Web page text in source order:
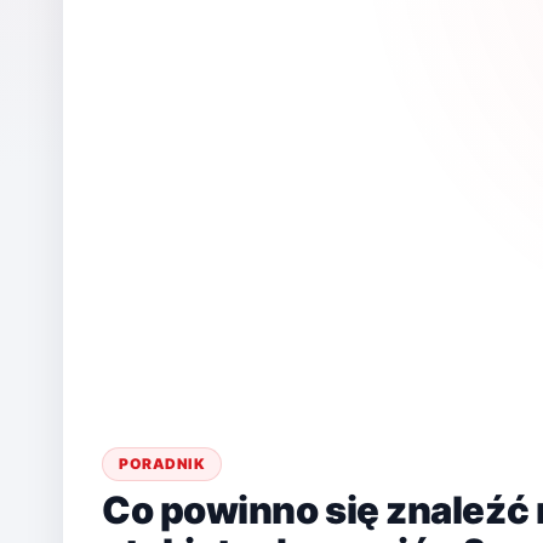
PORADNIK
Co powinno się znaleźć